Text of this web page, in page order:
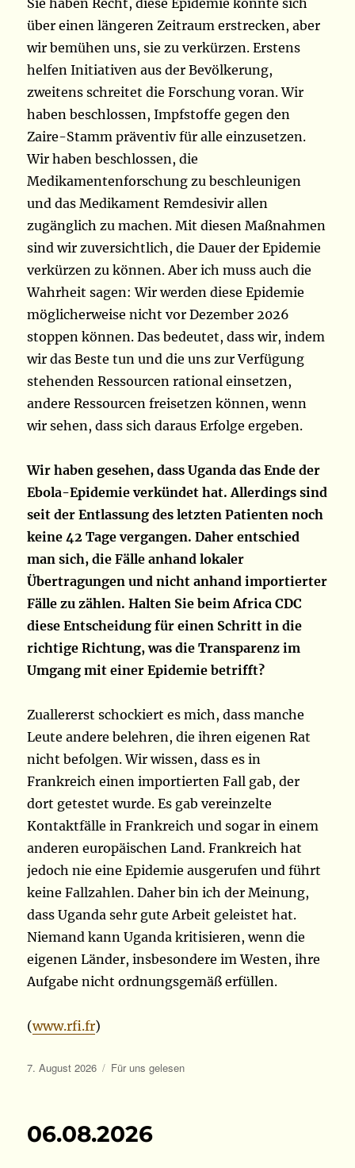
Sie haben Recht, diese Epidemie könnte sich
über einen längeren Zeitraum erstrecken, aber
wir bemühen uns, sie zu verkürzen. Erstens
helfen Initiativen aus der Bevölkerung,
zweitens schreitet die Forschung voran. Wir
haben beschlossen, Impfstoffe gegen den
Zaire-Stamm präventiv für alle einzusetzen.
Wir haben beschlossen, die
Medikamentenforschung zu beschleunigen
und das Medikament Remdesivir allen
zugänglich zu machen. Mit diesen Maßnahmen
sind wir zuversichtlich, die Dauer der Epidemie
verkürzen zu können. Aber ich muss auch die
Wahrheit sagen: Wir werden diese Epidemie
möglicherweise nicht vor Dezember 2026
stoppen können. Das bedeutet, dass wir, indem
wir das Beste tun und die uns zur Verfügung
stehenden Ressourcen rational einsetzen,
andere Ressourcen freisetzen können, wenn
wir sehen, dass sich daraus Erfolge ergeben.
Wir haben gesehen, dass Uganda das Ende der
Ebola-Epidemie verkündet hat. Allerdings sind
seit der Entlassung des letzten Patienten noch
keine 42 Tage vergangen. Daher entschied
man sich, die Fälle anhand lokaler
Übertragungen und nicht anhand importierter
Fälle zu zählen. Halten Sie beim Africa CDC
diese Entscheidung für einen Schritt in die
richtige Richtung, was die Transparenz im
Umgang mit einer Epidemie betrifft?
Zuallererst schockiert es mich, dass manche
Leute andere belehren, die ihren eigenen Rat
nicht befolgen. Wir wissen, dass es in
Frankreich einen importierten Fall gab, der
dort getestet wurde. Es gab vereinzelte
Kontaktfälle in Frankreich und sogar in einem
anderen europäischen Land. Frankreich hat
jedoch nie eine Epidemie ausgerufen und führt
keine Fallzahlen. Daher bin ich der Meinung,
dass Uganda sehr gute Arbeit geleistet hat.
Niemand kann Uganda kritisieren, wenn die
eigenen Länder, insbesondere im Westen, ihre
Aufgabe nicht ordnungsgemäß erfüllen.
(www.rfi.fr)
Veröffentlicht
7. August 2026 Kategorien
Für uns gelesen
06.08.2026